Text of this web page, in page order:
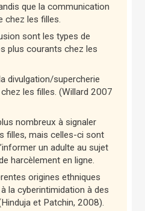
que la communication
chez les filles.
sont les types de
plus courants chez les
divulgation/supercherie
les filles. (Willard 2007
nombreux à signaler
filles, mais celles-ci sont
un adulte au sujet
harcèlement en ligne.
origines ethniques
la cyberintimidation à des
et Patchin, 2008).